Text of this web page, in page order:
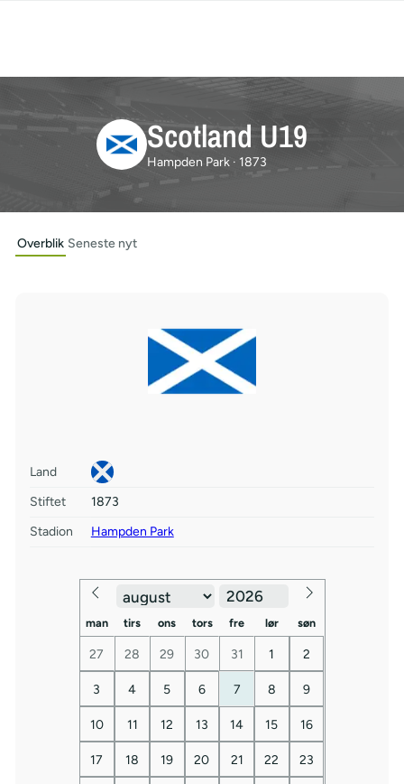
Scotland U19
Hampden Park · 1873
Overblik Seneste nyt
Land
Stiftet
1873
Stadion
Hampden Park
man tirs ons tors fre lør søn
27 28 29 30 31 1 2
3 4 5 6 7 8 9
10 11 12 13 14 15 16
17 18 19 20 21 22 23